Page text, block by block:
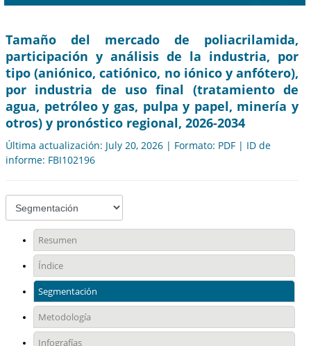
Tamaño del mercado de poliacrilamida,
participación y análisis de la industria, por
tipo (aniónico, catiónico, no iónico y anfótero),
por industria de uso final (tratamiento de
agua, petróleo y gas, pulpa y papel, minería y
otros) y pronóstico regional, 2026-2034
Última actualización: July 20, 2026 | Formato: PDF | ID de
informe: FBI102196
Resumen
Índice
Segmentación
Metodología
Infografías